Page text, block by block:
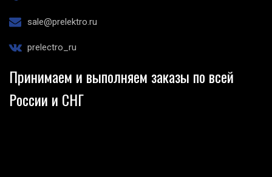
sale@prelektro.ru
prelectro_ru
Принимаем и выполняем заказы по всей
России и СНГ